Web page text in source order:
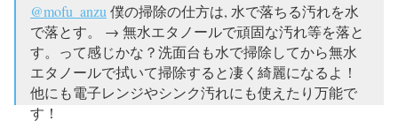
@mofu_anzu 僕の掃除の仕方は, 水で落ちる汚れを水
で落とす。 → 無水エタノールで頑固な汚れ等を落と
す。って感じかな？洗面台も水で掃除してから無水
エタノールで拭いて掃除すると凄く綺麗になるよ！
他にも電子レンジやシンク汚れにも使えたり万能で
す！